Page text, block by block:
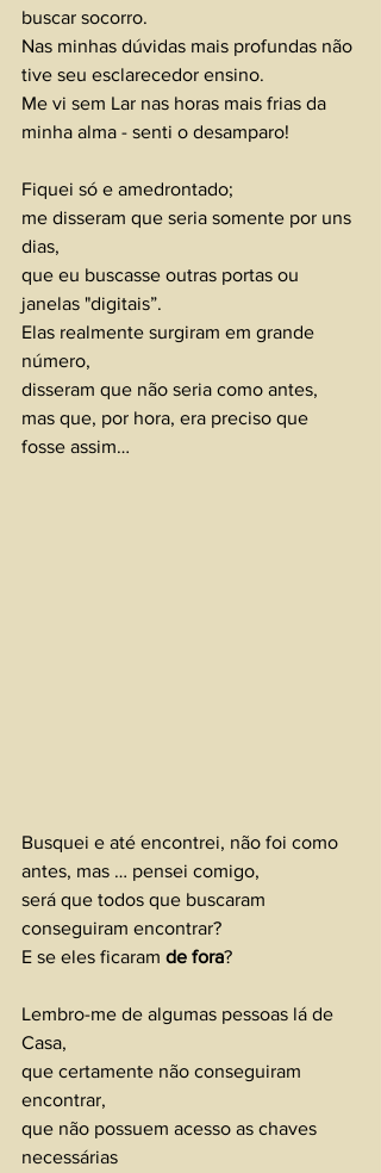
buscar socorro.
Nas minhas dúvidas mais profundas não
tive seu esclarecedor ensino.
Me vi sem Lar nas horas mais frias da
minha alma - senti o desamparo!
Fiquei só e amedrontado;
me disseram que seria somente por uns
dias,
que eu buscasse outras portas ou
janelas "digitais”.
Elas realmente surgiram em grande
número,
disseram que não seria como antes,
mas que, por hora, era preciso que
fosse assim…
Busquei e até encontrei, não foi como
antes, mas … pensei comigo,
será que todos que buscaram
conseguiram encontrar?
E se eles ficaram de fora?
Lembro-me de algumas pessoas lá de
Casa,
que certamente não conseguiram
encontrar,
que não possuem acesso as chaves
necessárias